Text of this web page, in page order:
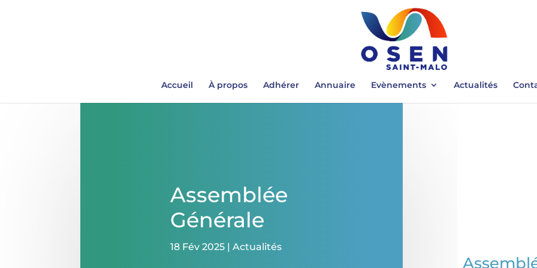
Accueil À propos Adhérer Annuaire Evènements Actualités
Assemblée
Générale
18 Fév 2025 |Actualités